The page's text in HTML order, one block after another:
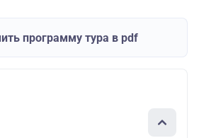
программу тура в pdf